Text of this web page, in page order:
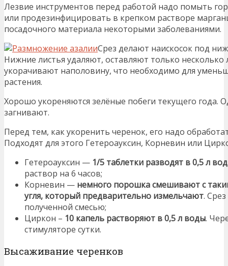
Лезвие инструментов перед работой надо помыть
или продезинфицировать в крепком растворе
посадочного материала некоторыми заболеваниями.
Срез делают наискосок под
Нижние листья удаляют, оставляют только
укорачивают наполовину, что необходимо для
растения.
Хорошо укореняются зелёные побеги текущего года.
загнивают.
Перед тем, как укоренить черенок, его надо
Подходят для этого Гетероауксин, Корневин или
Гетероауксин — 1/5 таблетки разводят в 0,5 л
раствор на 6 часов;
Корневин — немного порошка смешивают с
угля, который предварительно измельчают.
полученной смесью;
Циркон – 10 капель растворяют в 0,5 л воды.
стимуляторе сутки.
Высаживание черенков